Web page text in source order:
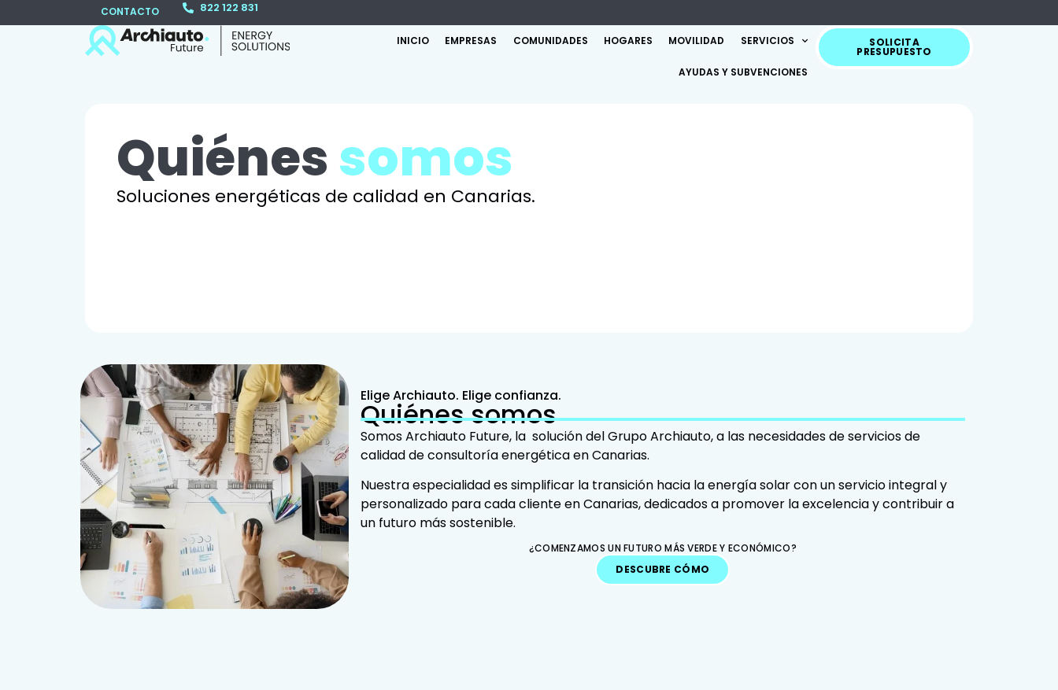
CONTACTO 822 122 831
INICIO EMPRESAS COMUNIDADES HOGARES MOVILIDAD SERVICIOS
AYUDAS Y SUBVENCIONES
SOLICITA
PRESUPUESTO
Quiénessomos
Soluciones energéticas de calidad en Canarias.
Elige Archiauto. Elige confianza.
Quiénes somos
Somos Archiauto Future, la solución del Grupo Archiauto, a las necesidades de servicios de
calidad de consultoría energética en Canarias.
Nuestra especialidad es simplificar la transición hacia la energía solar con un servicio integral y
personalizado para cada cliente en Canarias, dedicados a promover la excelencia y contribuir a
un futuro más sostenible.
¿COMENZAMOS UN FUTURO MÁS VERDE Y ECONÓMICO?
DESCUBRE CÓMO